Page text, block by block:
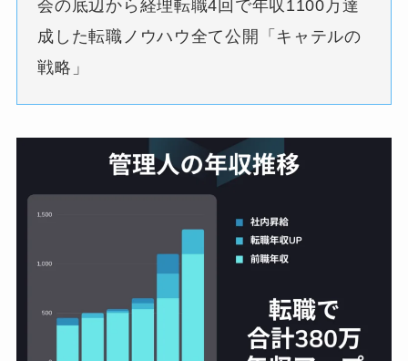
会の底辺から経理転職4回で年収1100万達
成した転職ノウハウ全て公開「キャテルの
戦略」